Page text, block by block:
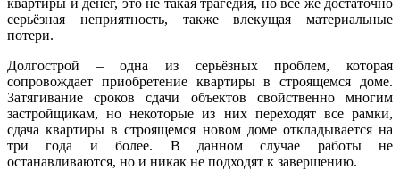
серьёзная неприятность, также влекущая материальные
потери.
Долгострой – одна из серьёзных проблем, которая
сопровождает приобретение квартиры в строящемся доме.
Затягивание сроков сдачи объектов свойственно многим
застройщикам, но некоторые из них переходят все рамки,
сдача квартиры в строящемся новом доме откладывается на
три года и более. В данном случае работы не
останавливаются, но и никак не подходят к завершению.